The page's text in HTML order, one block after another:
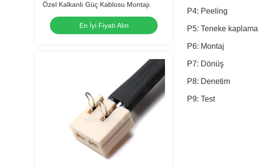
Özel Kalkanlı Güç Kablosu Montajı
En İyi Fiyatı Alın
P4: Peeling
P5: Teneke kaplama
P6: Montaj
P7: Dönüş
P8: Denetim
P9: Test